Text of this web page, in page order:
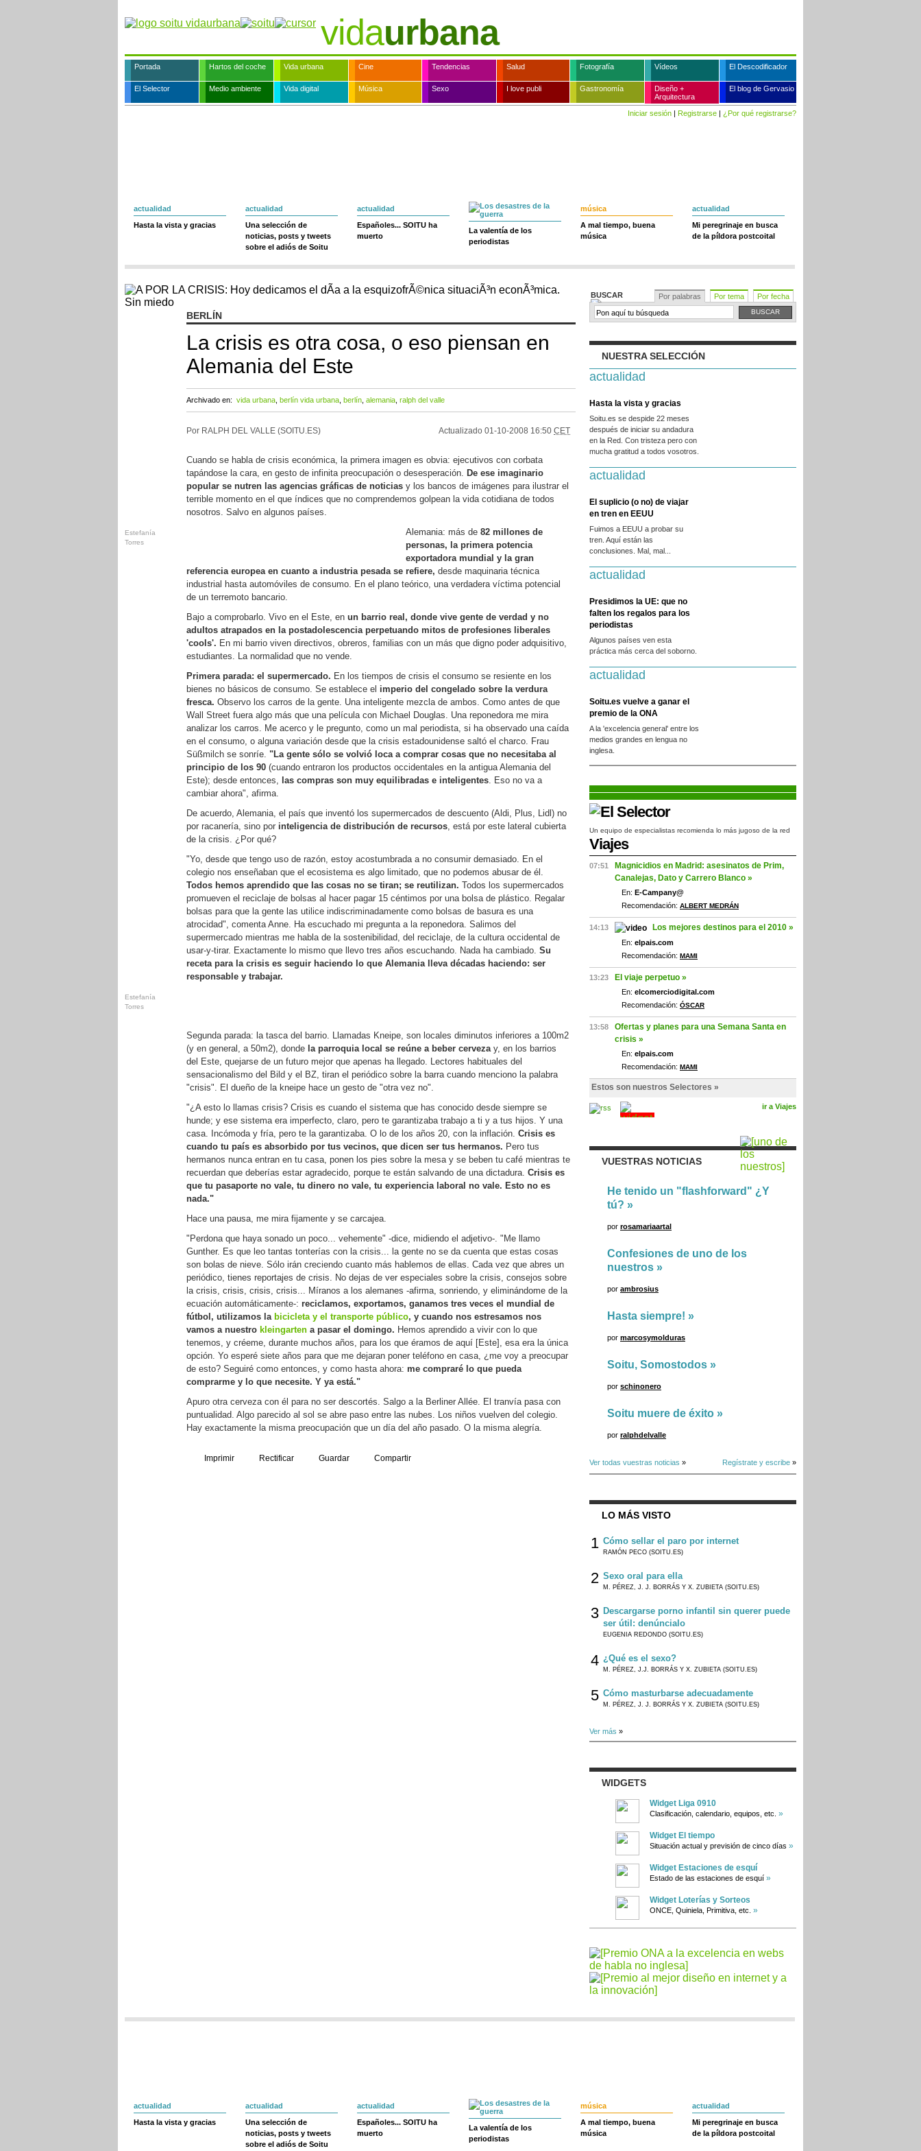
vidaurbana
Portada Hartos del coche Vida urbana Cine Tendencias Salud Fotografía Vídeos El Descodificador
El Selector Medio ambiente Vida digital Música Sexo I love publi Gastronomía
Diseño +
Arquitectura
El blog de Gervasio
Iniciar sesión | Registrarse | ¿Por qué registrarse?
actualidad
Hasta la vista y gracias
actualidad
Una selección de
noticias, posts y tweets
sobre el adiós de Soitu
actualidad
Españoles... SOITU ha
muerto
La valentía de los
periodistas
música
A mal tiempo, buena
música
actualidad
Mi peregrinaje en busca
de la píldora postcoital
BERLÍN
La crisis es otra cosa, o eso piensan en
Alemania del Este
Archivado en: vida urbana berlín vida urbana berlín alemania ralph del valle
Por RALPH DEL VALLE (SOITU.ES) Actualizado 01-10-2008 16:50 CET
Cuando se habla de crisis económica, la primera imagen es obvia: ejecutivos con corbata
tapándose la cara, en gesto de infinita preocupación o desesperación. De ese imaginario
popular se nutren las agencias gráficas de noticias y los bancos de imágenes para ilustrar el
terrible momento en el que índices que no comprendemos golpean la vida cotidiana de todos
nosotros. Salvo en algunos países.
Estefanía
Torres
Alemania: más de 82 millones de
personas, la primera potencia
exportadora mundial y la gran
referencia europea en cuanto a industria pesada se refiere, desde maquinaria técnica
industrial hasta automóviles de consumo. En el plano teórico, una verdadera víctima potencial
de un terremoto bancario.
Bajo a comprobarlo. Vivo en el Este, en un barrio real, donde vive gente de verdad y no
adultos atrapados en la postadolescencia perpetuando mitos de profesiones liberales
'cools'. En mi barrio viven directivos, obreros, familias con un más que digno poder adquisitivo,
estudiantes. La normalidad que no vende.
Primera parada: el supermercado. En los tiempos de crisis el consumo se resiente en los
bienes no básicos de consumo. Se establece el imperio del congelado sobre la verdura
fresca. Observo los carros de la gente. Una inteligente mezcla de ambos. Como antes de que
Wall Street fuera algo más que una película con Michael Douglas. Una reponedora me mira
analizar los carros. Me acerco y le pregunto, como un mal periodista, si ha observado una caída
en el consumo, o alguna variación desde que la crisis estadounidense saltó el charco. Frau
Süßmilch se sonríe. "La gente sólo se volvió loca a comprar cosas que no necesitaba al
principio de los 90 (cuando entraron los productos occidentales en la antigua Alemania del
Este); desde entonces, las compras son muy equilibradas e inteligentes. Eso no va a
cambiar ahora", afirma.
De acuerdo, Alemania, el país que inventó los supermercados de descuento (Aldi, Plus, Lidl) no
por racanería, sino por inteligencia de distribución de recursos, está por este lateral cubierta
de la crisis. ¿Por qué?
"Yo, desde que tengo uso de razón, estoy acostumbrada a no consumir demasiado. En el
colegio nos enseñaban que el ecosistema es algo limitado, que no podemos abusar de él.
Todos hemos aprendido que las cosas no se tiran; se reutilizan. Todos los supermercados
promueven el reciclaje de bolsas al hacer pagar 15 céntimos por una bolsa de plástico. Regalar
bolsas para que la gente las utilice indiscriminadamente como bolsas de basura es una
atrocidad", comenta Anne. Ha escuchado mi pregunta a la reponedora. Salimos del
supermercado mientras me habla de la sostenibilidad, del reciclaje, de la cultura occidental de
usar-y-tirar. Exactamente lo mismo que llevo tres años escuchando. Nada ha cambiado. Su
receta para la crisis es seguir haciendo lo que Alemania lleva décadas haciendo: ser
responsable y trabajar.
Estefanía
Torres
Segunda parada: la tasca del barrio. Llamadas Kneipe, son locales diminutos inferiores a 100m2
(y en general, a 50m2), donde la parroquia local se reúne a beber cervezay, en los barrios
del Este, quejarse de un futuro mejor que apenas ha llegado. Lectores habituales del
sensacionalismo del Bild y el BZ, tiran el periódico sobre la barra cuando menciono la palabra
"crisis". El dueño de la kneipe hace un gesto de "otra vez no".
"¿A esto lo llamas crisis? Crisis es cuando el sistema que has conocido desde siempre se
hunde; y ese sistema era imperfecto, claro, pero te garantizaba trabajo a ti y a tus hijos. Y una
casa. Incómoda y fría, pero te la garantizaba. O lo de los años 20, con la inflación. Crisis es
cuando tu país es absorbido por tus vecinos, que dicen ser tus hermanos. Pero tus
hermanos nunca entran en tu casa, ponen los pies sobre la mesa y se beben tu café mientras te
recuerdan que deberías estar agradecido, porque te están salvando de una dictadura. Crisis es
que tu pasaporte no vale, tu dinero no vale, tu experiencia laboral no vale. Esto no es
nada."
Hace una pausa, me mira fijamente y se carcajea.
"Perdona que haya sonado un poco... vehemente" -dice, midiendo el adjetivo-. "Me llamo
Gunther. Es que leo tantas tonterías con la crisis... la gente no se da cuenta que estas cosas
son bolas de nieve. Sólo irán creciendo cuanto más hablemos de ellas. Cada vez que abres un
periódico, tienes reportajes de crisis. No dejas de ver especiales sobre la crisis, consejos sobre
la crisis, crisis, crisis, crisis... Míranos a los alemanes -afirma, sonriendo, y eliminándome de la
ecuación automáticamente-: reciclamos, exportamos, ganamos tres veces el mundial de
fútbol, utilizamos la bicicleta y el transporte público, y cuando nos estresamos nos
vamos a nuestro kleingarten a pasar el domingo. Hemos aprendido a vivir con lo que
tenemos, y créeme, durante muchos años, para los que éramos de aquí [Este], esa era la única
opción. Yo esperé siete años para que me dejaran poner teléfono en casa, ¿me voy a preocupar
de esto? Seguiré como entonces, y como hasta ahora: me compraré lo que pueda
comprarme y lo que necesite. Y ya está."
Apuro otra cerveza con él para no ser descortés. Salgo a la Berliner Allée. El tranvía pasa con
puntualidad. Algo parecido al sol se abre paso entre las nubes. Los niños vuelven del colegio.
Hay exactamente la misma preocupación que un día del año pasado. O la misma alegría.
Imprimir Rectificar Guardar Compartir
BUSCAR Por palabras Por tema Por fecha
NUESTRA SELECCIÓN
actualidad
Hasta la vista y gracias
Soitu.es se despide 22 meses
después de iniciar su andadura
en la Red. Con tristeza pero con
mucha gratitud a todos vosotros.
actualidad
El suplicio (o no) de viajar
en tren en EEUU
Fuimos a EEUU a probar su
tren. Aquí están las
conclusiones. Mal, mal...
actualidad
Presidimos la UE: que no
falten los regalos para los
periodistas
Algunos países ven esta
práctica más cerca del soborno.
actualidad
Soitu.es vuelve a ganar el
premio de la ONA
A la 'excelencia general' entre los
medios grandes en lengua no
inglesa.
Un equipo de especialistas recomienda lo más jugoso de la red
Viajes
07:51
Magnicidios en Madrid: asesinatos de Prim,
Canalejas, Dato y Carrero Blanco »
En: E-Campany@
Recomendación: ALBERT MEDRÁN
14:13 Los mejores destinos para el 2010 »
En: elpais.com
Recomendación: MAMI
13:23 El viaje perpetuo »
En: elcomerciodigital.com
Recomendación: ÓSCAR
13:58
Ofertas y planes para una Semana Santa en
crisis »
En: elpais.com
Recomendación: MAMI
Estos son nuestros Selectores »
ir a Viajes
VUESTRAS NOTICIAS
He tenido un "flashforward" ¿Y
tú? »
por rosamariaartal
Confesiones de uno de los
nuestros »
por ambrosius
Hasta siempre! »
por marcosymolduras
Soitu, Somostodos »
por schinonero
Soitu muere de éxito »
por ralphdelvalle
Ver todas vuestras noticias » Regístrate y escribe »
LO MÁS VISTO
1 Cómo sellar el paro por internet
RAMÓN PECO (SOITU.ES)
2 Sexo oral para ella
M. PÉREZ, J. J. BORRÁS Y X. ZUBIETA (SOITU.ES)
3 Descargarse porno infantil sin querer puede
ser útil: denúncialo
EUGENIA REDONDO (SOITU.ES)
4 ¿Qué es el sexo?
M. PÉREZ, J.J. BORRÁS Y X. ZUBIETA (SOITU.ES)
5 Cómo masturbarse adecuadamente
M. PÉREZ, J. J. BORRÁS Y X. ZUBIETA (SOITU.ES)
Ver más »
WIDGETS
Widget Liga 0910
Clasificación, calendario, equipos, etc. »
Widget El tiempo
Situación actual y previsión de cinco días »
Widget Estaciones de esquí
Estado de las estaciones de esquí »
Widget Loterías y Sorteos
ONCE, Quiniela, Primitiva, etc. »
actualidad
Hasta la vista y gracias
actualidad
Una selección de
noticias, posts y tweets
sobre el adiós de Soitu
actualidad
Españoles... SOITU ha
muerto
La valentía de los
periodistas
música
A mal tiempo, buena
música
actualidad
Mi peregrinaje en busca
de la píldora postcoital